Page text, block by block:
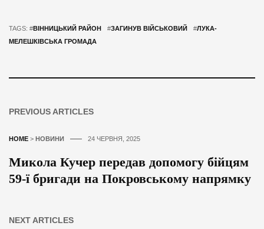
TAGS: #ВІННИЦЬКИЙ РАЙОН #ЗАГИНУВ ВІЙСЬКОВИЙ #ЛУКА-
МЕЛЕШКІВСЬКА ГРОМАДА
PREVIOUS ARTICLES
HOME > НОВИНИ 24 ЧЕРВНЯ, 2025
Микола Кучер передав допомогу бійцям
59-ї бригади на Покровському напрямку
NEXT ARTICLES